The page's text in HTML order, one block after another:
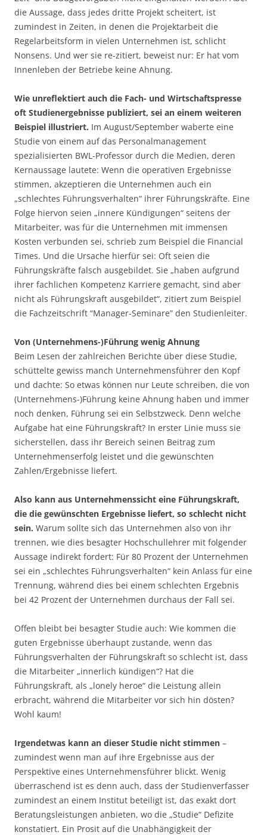
die Aussage, dass jedes dritte Projekt scheitert, ist
zumindest in Zeiten, in denen die Projektarbeit die
Regelarbeitsform in vielen Unternehmen ist, schlicht
Nonsens. Und wer sie re-zitiert, beweist nur: Er hat vom
Innenleben der Betriebe keine Ahnung.
Wie unreflektiert auch die Fach- und Wirtschaftspresse
oft Studienergebnisse publiziert, sei an einem weiteren
Beispiel illustriert. Im August/September waberte eine
Studie von einem auf das Personalmanagement
spezialisierten BWL-Professor durch die Medien, deren
Kernaussage lautete: Wenn die operativen Ergebnisse
stimmen, akzeptieren die Unternehmen auch ein
„schlechtes Führungsverhalten“ ihrer Führungskräfte. Eine
Folge hiervon seien „innere Kündigungen“ seitens der
Mitarbeiter, was für die Unternehmen mit immensen
Kosten verbunden sei, schrieb zum Beispiel die Financial
Times. Und die Ursache hierfür sei: Oft seien die
Führungskräfte falsch ausgebildet. Sie „haben aufgrund
ihrer fachlichen Kompetenz Karriere gemacht, sind aber
nicht als Führungskraft ausgebildet“, zitiert zum Beispiel
die Fachzeitschrift “Manager-Seminare” den Studienleiter.
Von (Unternehmens-)Führung wenig Ahnung
Beim Lesen der zahlreichen Berichte über diese Studie,
schüttelte gewiss manch Unternehmensführer den Kopf
und dachte: So etwas können nur Leute schreiben, die von
(Unternehmens-)Führung keine Ahnung haben und immer
noch denken, Führung sei ein Selbstzweck. Denn welche
Aufgabe hat eine Führungskraft? In erster Linie muss sie
sicherstellen, dass ihr Bereich seinen Beitrag zum
Unternehmenserfolg leistet und die gewünschten
Zahlen/Ergebnisse liefert.
Also kann aus Unternehmenssicht eine Führungskraft,
die die gewünschten Ergebnisse liefert, so schlecht nicht
sein. Warum sollte sich das Unternehmen also von ihr
trennen, wie dies besagter Hochschullehrer mit folgender
Aussage indirekt fordert: Für 80 Prozent der Unternehmen
sei ein „schlechtes Führungsverhalten“ kein Anlass für eine
Trennung, während dies bei einem schlechten Ergebnis
bei 42 Prozent der Unternehmen durchaus der Fall sei.
Offen bleibt bei besagter Studie auch: Wie kommen die
guten Ergebnisse überhaupt zustande, wenn das
Führungsverhalten der Führungskraft so schlecht ist, dass
die Mitarbeiter „innerlich kündigen“? Hat die
Führungskraft, als „lonely heroe“ die Leistung allein
erbracht, während die Mitarbeiter vor sich hin dösten?
Wohl kaum!
Irgendetwas kann an dieser Studie nicht stimmen –
zumindest wenn man auf ihre Ergebnisse aus der
Perspektive eines Unternehmensführer blickt. Wenig
überraschend ist es denn auch, dass der Studienverfasser
zumindest an einem Institut beteiligt ist, das exakt dort
Beratungsleistungen anbieten, wo die „Studie“ Defizite
konstatiert. Ein Prosit auf die Unabhängigkeit der